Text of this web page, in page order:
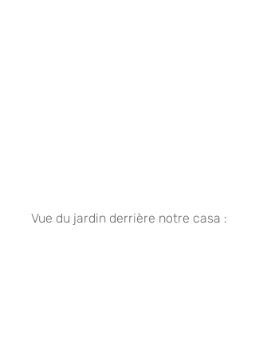
Vue du jardin derrière notre casa :